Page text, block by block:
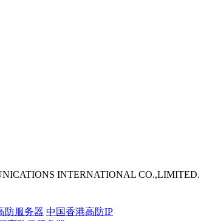
INTERNATIONAL CO.,LIMITED.
防服务器 中国香港高防IP